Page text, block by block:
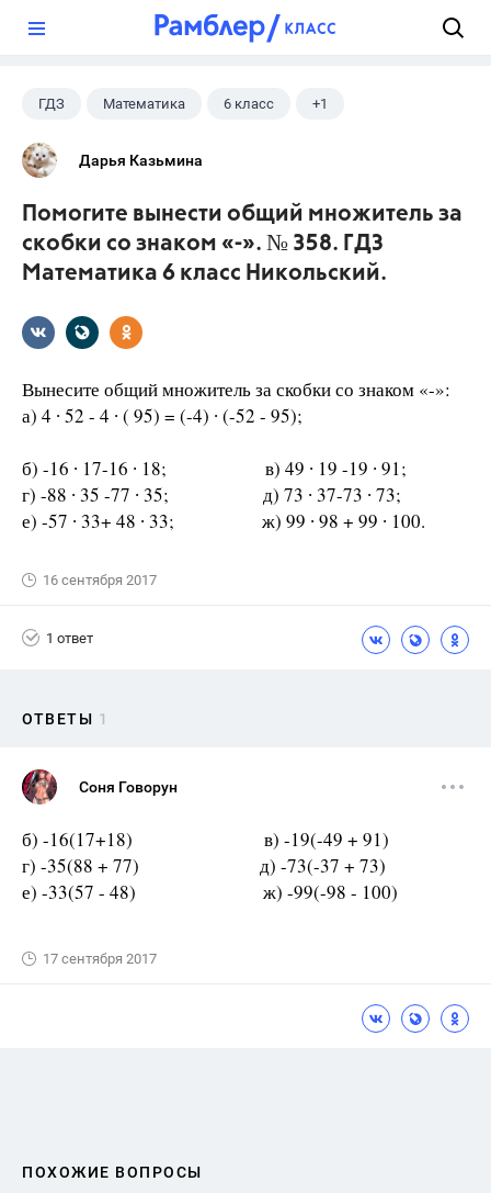
ГДЗ Математика 6 класс +1
Никольский С.М.
Дарья Казьмина
Помогите вынести общий множитель за
скобки со знаком «-». № 358. ГДЗ
Математика 6 класс Никольский.
Вынесите общий множитель за скобки со знаком «-»:
а) 4 ∙ 52 - 4 ∙ ( 95) = (-4) ∙ (-52 - 95);
б) -16 ∙ 17-16 ∙ 18; в) 49 ∙ 19 -19 ∙ 91;
г) -88 ∙ 35 -77 ∙ 35; д) 73 ∙ 37-73 ∙ 73;
е) -57 ∙ 33+ 48 ∙ 33; ж) 99 ∙ 98 + 99 ∙ 100.
16 сентября 2017
1 ответ
ОТВЕТЫ 1
Соня Говорун
б) -16(17+18) в) -19(-49 + 91)
г) -35(88 + 77) д) -73(-37 + 73)
е) -33(57 - 48) ж) -99(-98 - 100)
17 сентября 2017
ПОХОЖИЕ ВОПРОСЫ